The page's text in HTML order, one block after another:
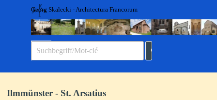
Direkt zum Seiteninhalt
Georg Skalecki - Architectura Francorum
Ilmmünster - St. Arsatius